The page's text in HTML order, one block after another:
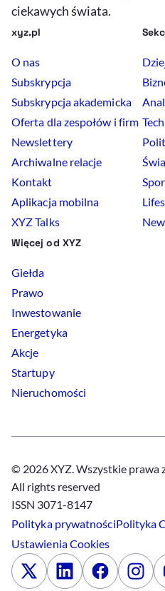
ciekawych świata.
xyz.pl
O nas
Subskrypcja
Subskrypcja akademicka
Oferta dla zespołów i firm
Newslettery
Archiwalne relacje
Kontakt
Aplikacja mobilna
XYZ Talks
Więcej od XYZ
Giełda
Prawo
Inwestowanie
Energetyka
Akcje
Startupy
Nieruchomości
© 2026 XYZ. Wszystkie prawa
All rights reserved
ISSN 3071-8147
Polityka prywatnościPolityka
UstawieniaCookies
x LinkedinFacebook